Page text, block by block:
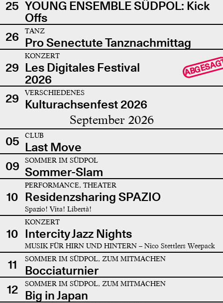
25 YOUNG ENSEMBLE SÜDPOL: Kick
Offs
26
TANZ
Pro Senectute Tanznachmittag
29
KONZERT
Les Digitales Festival
2026
29 VERSCHIEDENES
Kulturachsenfest 2026
September 2026
05 CLUB
Last Move
09
SOMMER IM SÜDPOL
Sommer-Slam
10
PERFORMANCE, THEATER
Residenzsharing SPAZIO
Spazio! Vita! Libertà!
10
KONZERT
Intercity Jazz Nights
MUSIK FÜR HIRN UND HINTERN – Nico Stettlers Weepack
11 SOMMER IM SÜDPOL, ZUM MITMACHEN
Bocciaturnier
12
SOMMER IM SÜDPOL, ZUM MITMACHEN
Big in Japan